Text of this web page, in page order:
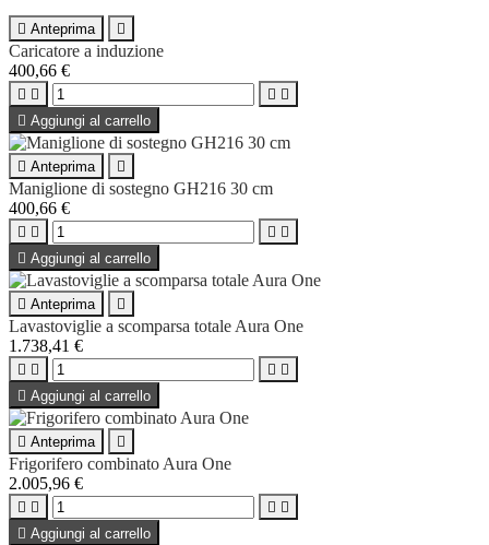
 Anteprima 
Caricatore a induzione
400,66 €
   
 Aggiungi al carrello
 Anteprima 
Maniglione di sostegno GH216 30 cm
400,66 €
   
 Aggiungi al carrello
 Anteprima 
Lavastoviglie a scomparsa totale Aura One
1.738,41 €
   
 Aggiungi al carrello
 Anteprima 
Frigorifero combinato Aura One
2.005,96 €
   
 Aggiungi al carrello